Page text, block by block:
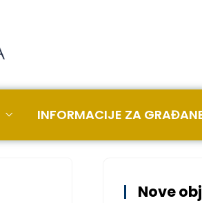
INFORMACIJE ZA
Nove